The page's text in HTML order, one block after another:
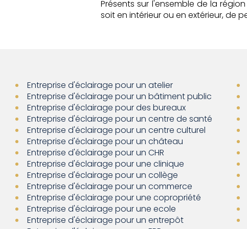
Présents sur l'ensemble de la
soit en intérieur ou en extérieur, de
Entreprise d'éclairage pour un atelier
Entreprise d'éclairage pour un bâtiment public
Entreprise d'éclairage pour des bureaux
Entreprise d'éclairage pour un centre de santé
Entreprise d'éclairage pour un centre culturel
Entreprise d'éclairage pour un château
Entreprise d'éclairage pour un CHR
Entreprise d'éclairage pour une clinique
Entreprise d'éclairage pour un collège
Entreprise d'éclairage pour un commerce
Entreprise d'éclairage pour une copropriété
Entreprise d'éclairage pour une ecole
Entreprise d'éclairage pour un entrepôt